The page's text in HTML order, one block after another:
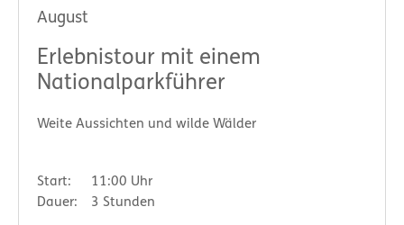
August
Erlebnistour mit einem
Nationalparkführer
Weite Aussichten und wilde Wälder
Start:
11:00 Uhr
Dauer:
3 Stunden